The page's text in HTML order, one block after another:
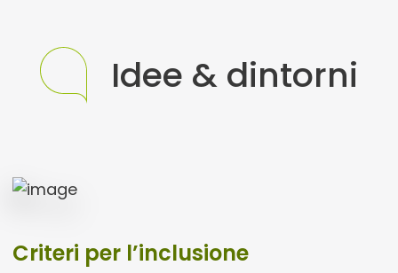
Idee & dintorni
Criteri per l’inclusione